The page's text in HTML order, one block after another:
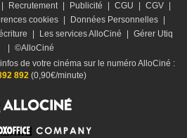
Recrutement Publicité CGU CGV
cookies Données Personnelles
Les services AlloCiné
Gérer Utiq
©AlloCiné
de votre cinéma sur le numéro AlloCiné :
892(0,90€/minute)